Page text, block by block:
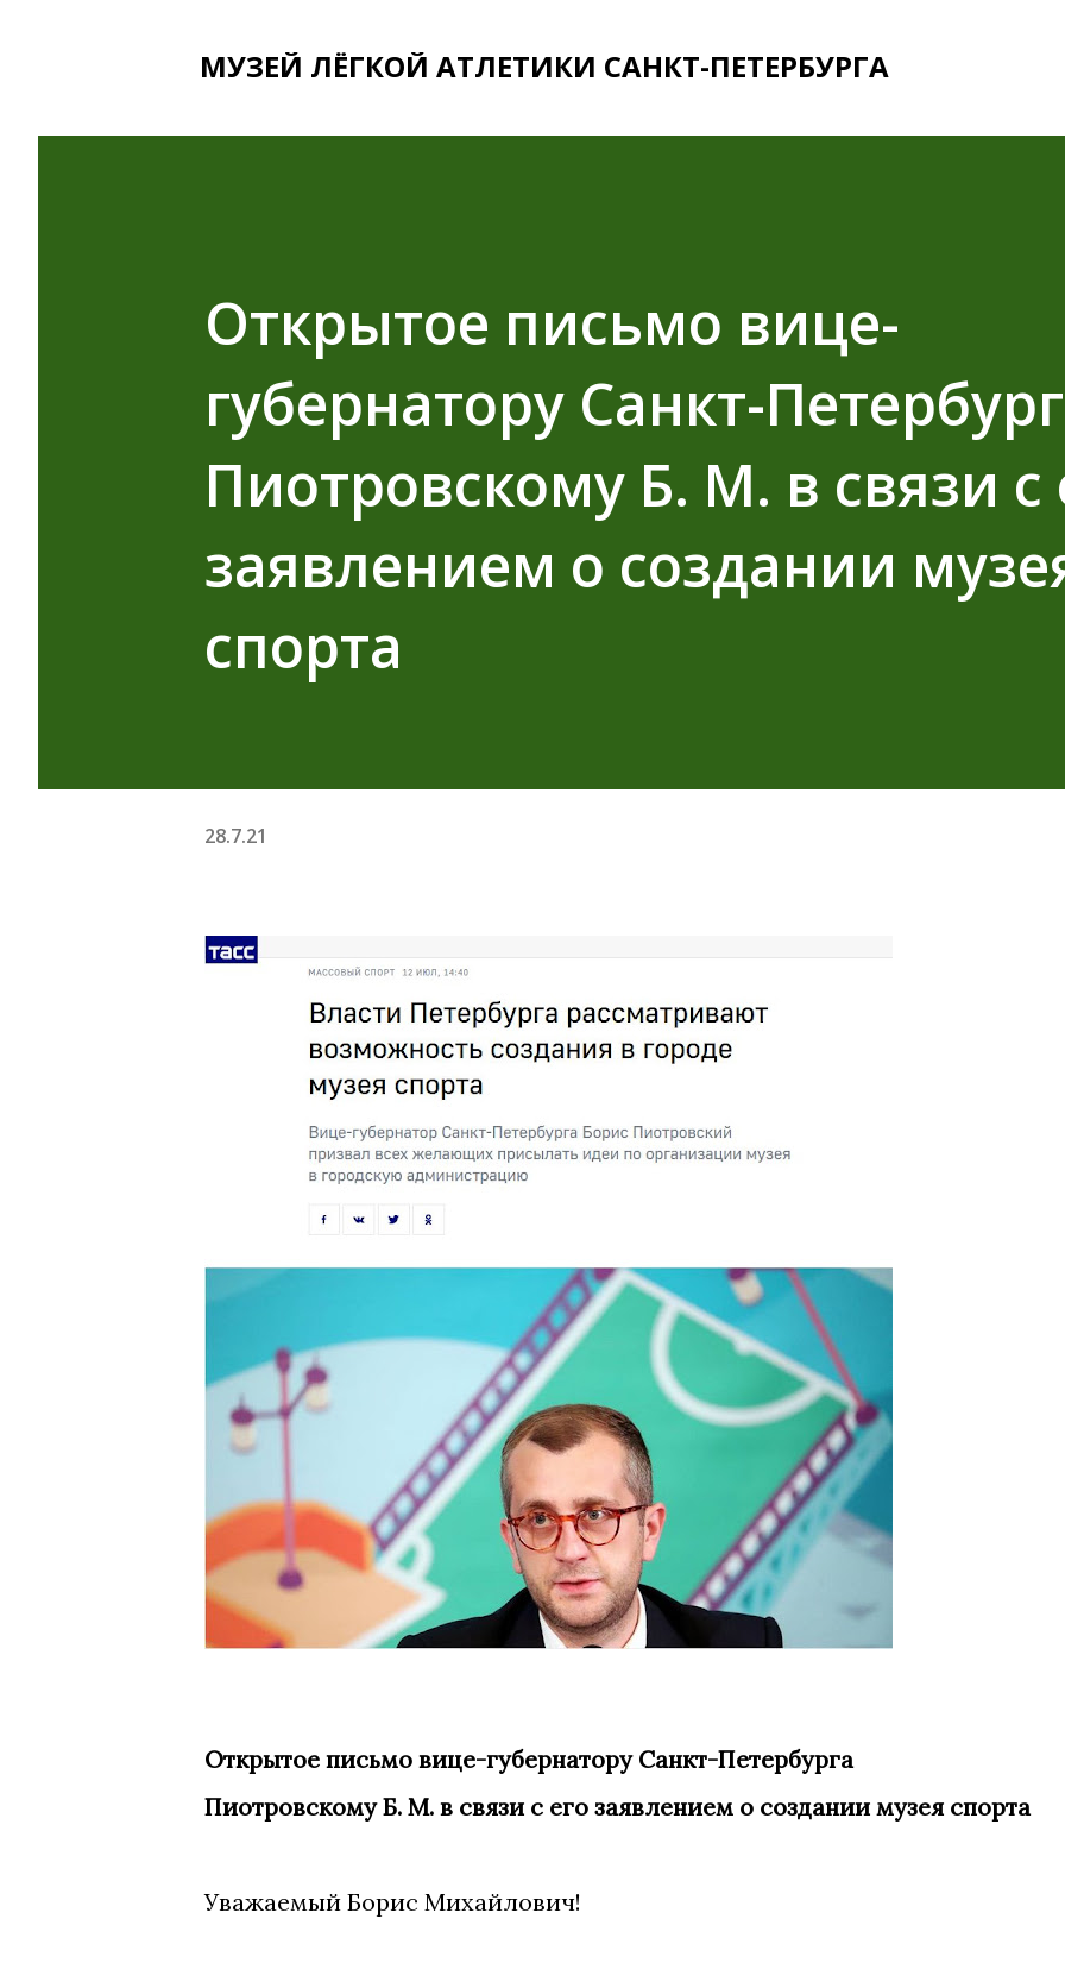
МУЗЕЙ ЛЁГКОЙ АТЛЕТИКИ САНКТ-ПЕТЕРБУРГА
Открытое письмо вице-
губернатору Санкт-
Пиотровскому Б. М. в связи с
заявлением о создании
спорта
28.7.21
Открытое письмо вице-губернатору Санкт-Петербурга
Пиотровскому Б. М. в связи с его заявлением о создании музея спорта
Уважаемый Борис Михайлович!